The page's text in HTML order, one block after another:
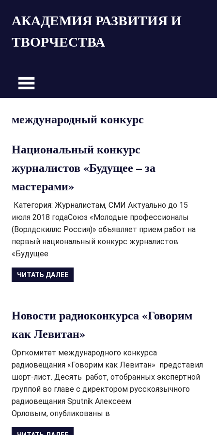
АКАДЕМИЯ РАЗВИТИЯ И
ТВОРЧЕСТВА
международный конкурс
Национальный конкурс
журналистов «Будущее – за
мастерами»
Категория: Журналистам, СМИ Актуально до 15
июля 2018 годаСоюз «Молодые профессионалы
(Ворлдскиллс Россия)» объявляет прием работ на
первый национальный конкурс журналистов
«Будущее
ЧИТАТЬ ДАЛЕЕ
Новости радиоконкурса «Говорим
как Левитан»
Оргкомитет международного конкурса
радиовещания «Говорим как Левитан» представил
шорт-лист. Десять работ, отобранных экспертной
группой во главе с директором русскоязычного
радиовещания Sputnik Алексеем
Орловым, опубликованы в